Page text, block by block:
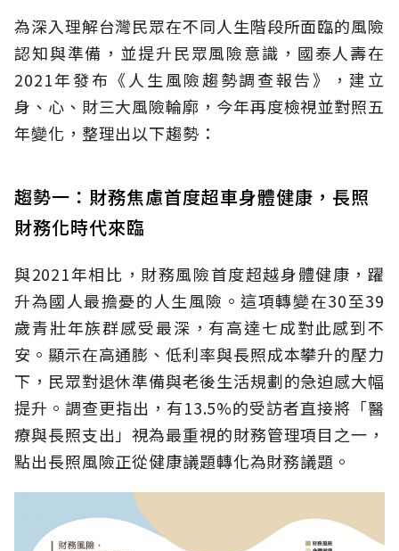
為深入理解台灣民眾在不同人生階段所面臨的風險
認知與準備，並提升民眾風險意識，國泰人壽在
2021年發布《人生風險趨勢調查報告》，建立
身、心、財三大風險輪廓，今年再度檢視並對照五
年變化，整理出以下趨勢：
趨勢一：財務焦慮首度超車身體健康，長照
財務化時代來臨
與2021年相比，財務風險首度超越身體健康，躍
升為國人最擔憂的人生風險。這項轉變在30至39
歲青壯年族群感受最深，有高達七成對此感到不
安。顯示在高通膨、低利率與長照成本攀升的壓力
下，民眾對退休準備與老後生活規劃的急迫感大幅
提升。調查更指出，有13.5%的受訪者直接將「醫
療與長照支出」視為最重視的財務管理項目之一，
點出長照風險正從健康議題轉化為財務議題。